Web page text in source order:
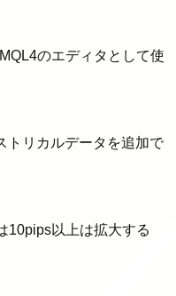
のエディタとして使
トリカルデータを追加で
10pips以上は拡大する